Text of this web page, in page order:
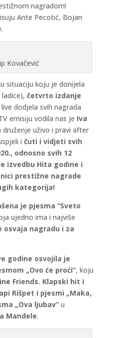
nagradom!
Ante Pecotić, Bojan
Kovačević
situaciju koju je donijela
četvrto izdanje
dodjela svih nagrada
emisiju vodila nas je Iva
druženje uživo i pravi after
i čuti i vidjeti svih
odnosno svih 12
izvedbu Hita godine i
prestižne nagrade
kategorija!
je pjesma “Sveto
ujedno ima i najviše
nagradu i za
godine osvojila je
„Ovo će proći”, koju
Friends. Klapski hit i
Rišpet i pjesmi „Maka,
„Ova ljubav”u
Mandele.